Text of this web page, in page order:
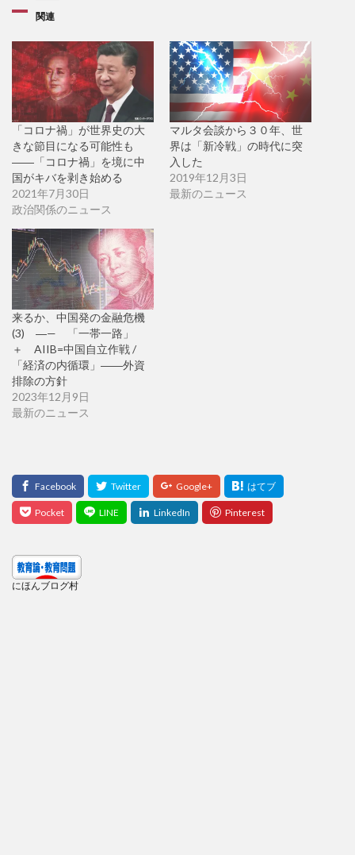
関連
「コロナ禍」が世界史の大
きな節目になる可能性も
――「コロナ禍」を境に中
国がキバを剥き始める
2021年7月30日
政治関係のニュース
マルタ会談から３０年、世
界は「新冷戦」の時代に突
入した
2019年12月3日
最新のニュース
来るか、中国発の金融危機
(3) ―— 「一帯一路」
＋ AIIB=中国自立作戦 /
「経済の内循環」――外資
排除の方針
2023年12月9日
最新のニュース
にほんブログ村